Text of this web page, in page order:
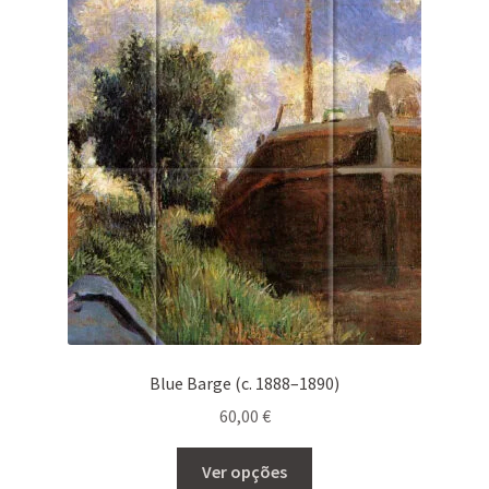
The
options
may
be
chosen
on
the
product
page
Blue Barge (c. 1888–1890)
60,00 €
Ver opções